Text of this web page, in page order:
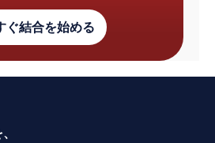
ぐ結合を始める